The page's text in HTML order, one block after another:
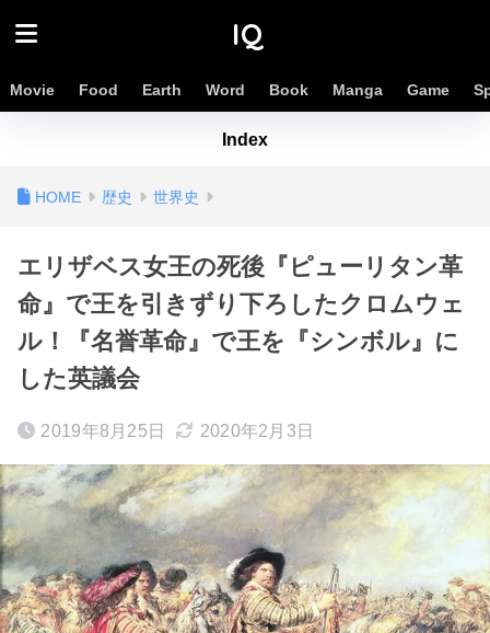
IQ
Movie Food Earth Word Book Manga Game
Index
歴史 世界史
エリザベス女王の死後『ピューリタン革
命』で王を引きずり下ろしたクロムウェ
ル！『名誉革命』で王を『シンボル』に
した英議会
2019年8月25日 2020年2月3日